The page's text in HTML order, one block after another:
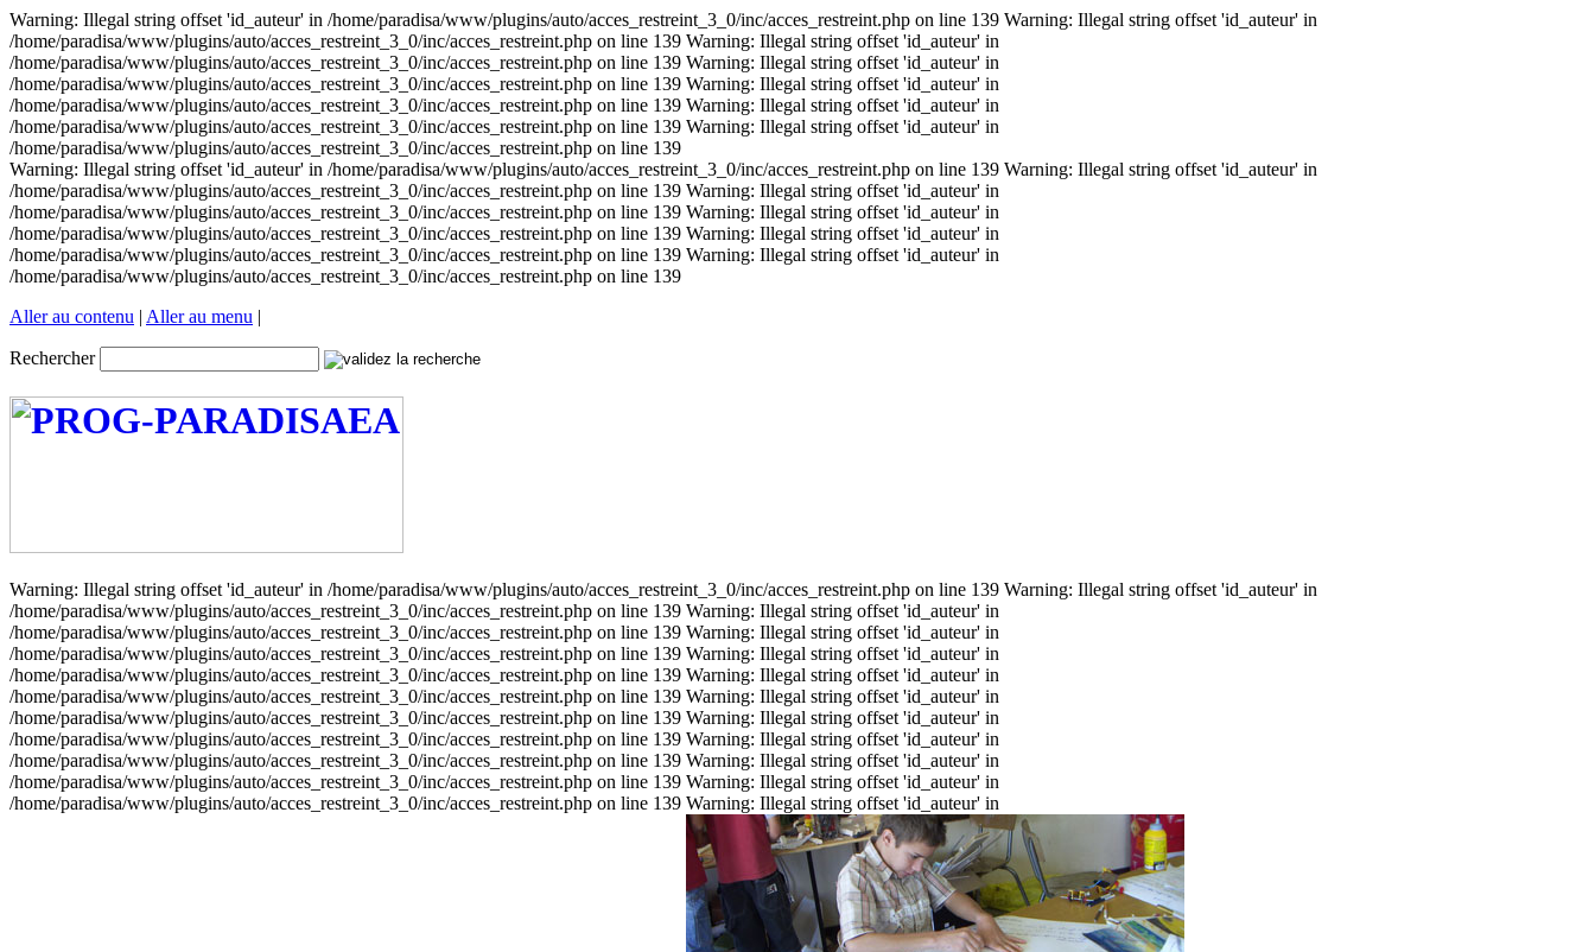
Warning: Illegal string offset 'id_auteur' in /home/paradisa/www/plugins/auto/acces_restreint_3_0/inc/acces_restreint.php on line 139 Warning: Illegal string offset 'id_auteur' in
/home/paradisa/www/plugins/auto/acces_restreint_3_0/inc/acces_restreint.php on line 139 Warning: Illegal string offset 'id_auteur' in
/home/paradisa/www/plugins/auto/acces_restreint_3_0/inc/acces_restreint.php on line 139 Warning: Illegal string offset 'id_auteur' in
/home/paradisa/www/plugins/auto/acces_restreint_3_0/inc/acces_restreint.php on line 139 Warning: Illegal string offset 'id_auteur' in
/home/paradisa/www/plugins/auto/acces_restreint_3_0/inc/acces_restreint.php on line 139 Warning: Illegal string offset 'id_auteur' in
/home/paradisa/www/plugins/auto/acces_restreint_3_0/inc/acces_restreint.php on line 139 Warning: Illegal string offset 'id_auteur' in
/home/paradisa/www/plugins/auto/acces_restreint_3_0/inc/acces_restreint.php on line 139
Warning: Illegal string offset 'id_auteur' in /home/paradisa/www/plugins/auto/acces_restreint_3_0/inc/acces_restreint.php on line 139 Warning: Illegal string offset 'id_auteur' in
/home/paradisa/www/plugins/auto/acces_restreint_3_0/inc/acces_restreint.php on line 139 Warning: Illegal string offset 'id_auteur' in
/home/paradisa/www/plugins/auto/acces_restreint_3_0/inc/acces_restreint.php on line 139 Warning: Illegal string offset 'id_auteur' in
/home/paradisa/www/plugins/auto/acces_restreint_3_0/inc/acces_restreint.php on line 139 Warning: Illegal string offset 'id_auteur' in
/home/paradisa/www/plugins/auto/acces_restreint_3_0/inc/acces_restreint.php on line 139 Warning: Illegal string offset 'id_auteur' in
/home/paradisa/www/plugins/auto/acces_restreint_3_0/inc/acces_restreint.php on line 139
Aller au contenu | Aller au menu |
Rechercher
Warning: Illegal string offset 'id_auteur' in /home/paradisa/www/plugins/auto/acces_restreint_3_0/inc/acces_restreint.php on line 139 Warning: Illegal string offset 'id_auteur' in
/home/paradisa/www/plugins/auto/acces_restreint_3_0/inc/acces_restreint.php on line 139 Warning: Illegal string offset 'id_auteur' in
/home/paradisa/www/plugins/auto/acces_restreint_3_0/inc/acces_restreint.php on line 139 Warning: Illegal string offset 'id_auteur' in
/home/paradisa/www/plugins/auto/acces_restreint_3_0/inc/acces_restreint.php on line 139 Warning: Illegal string offset 'id_auteur' in
/home/paradisa/www/plugins/auto/acces_restreint_3_0/inc/acces_restreint.php on line 139 Warning: Illegal string offset 'id_auteur' in
/home/paradisa/www/plugins/auto/acces_restreint_3_0/inc/acces_restreint.php on line 139 Warning: Illegal string offset 'id_auteur' in
/home/paradisa/www/plugins/auto/acces_restreint_3_0/inc/acces_restreint.php on line 139 Warning: Illegal string offset 'id_auteur' in
/home/paradisa/www/plugins/auto/acces_restreint_3_0/inc/acces_restreint.php on line 139 Warning: Illegal string offset 'id_auteur' in
/home/paradisa/www/plugins/auto/acces_restreint_3_0/inc/acces_restreint.php on line 139 Warning: Illegal string offset 'id_auteur' in
/home/paradisa/www/plugins/auto/acces_restreint_3_0/inc/acces_restreint.php on line 139 Warning: Illegal string offset 'id_auteur' in
/home/paradisa/www/plugins/auto/acces_restreint_3_0/inc/acces_restreint.php on line 139 Warning: Illegal string offset 'id_auteur' in